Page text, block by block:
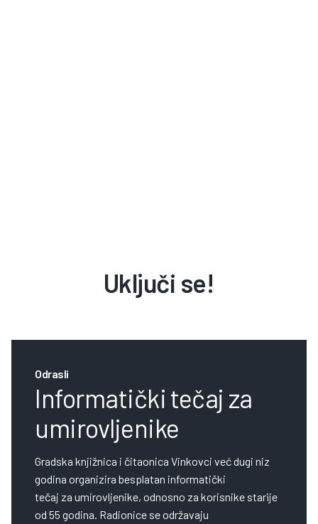
Uključi se!
Odrasli
Informatički tečaj za
umirovljenike
Gradska knjižnica i čitaonica Vinkovci već dugi niz
godina organizira besplatan informatički
tečaj za umirovljenike, odnosno za korisnike starije
od 55 godina. Radionice se održavaju